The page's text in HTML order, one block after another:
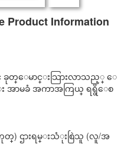
Product Information
င္ ခုတ္ေမာင္းသြားလာသည့္ ေ
အာမခံ အကာအကြယ္ ရရွိေစ
တ္) ဌားရမ္းသံုးစြဲသူ (လူ/အ